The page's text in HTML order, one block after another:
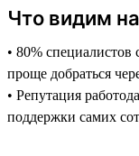
Что видим
• 80%
проще добраться
• Репутация
поддержки самих